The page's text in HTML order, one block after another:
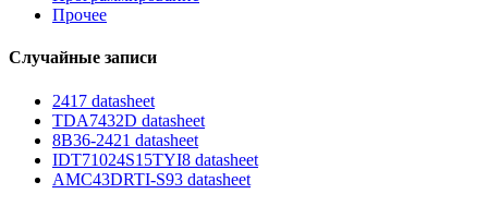
Прочее
Случайные записи
2417 datasheet
TDA7432D datasheet
8B36-2421 datasheet
IDT71024S15TYI8 datasheet
AMC43DRTI-S93 datasheet